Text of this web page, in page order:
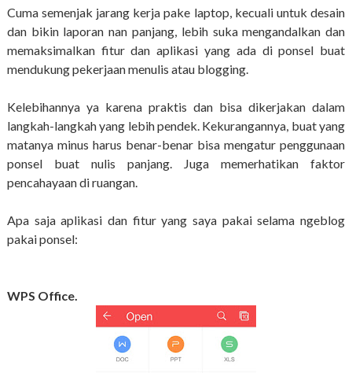
Cuma semenjak jarang kerja pake laptop, kecuali untuk desain
dan bikin laporan nan panjang, lebih suka mengandalkan dan
memaksimalkan fitur dan aplikasi yang ada di ponsel buat
mendukung pekerjaan menulis atau blogging.
Kelebihannya ya karena praktis dan bisa dikerjakan dalam
langkah-langkah yang lebih pendek. Kekurangannya, buat yang
matanya minus harus benar-benar bisa mengatur penggunaan
ponsel buat nulis panjang. Juga memerhatikan faktor
pencahayaan di ruangan.
Apa saja aplikasi dan fitur yang saya pakai selama ngeblog
pakai ponsel:
WPS Office.